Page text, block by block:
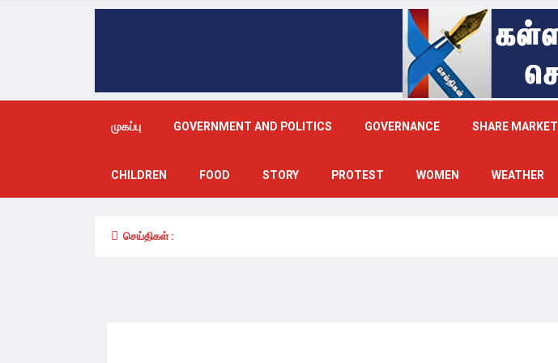
முகப்பு GOVERNMENT AND POLITICS GOVERNANCE SHARE MARKET
CHILDREN FOOD STORY PROTEST WOMEN WEATHER
செய்திகள் :